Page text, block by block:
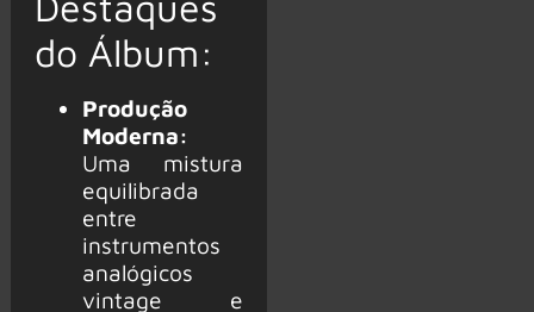
do Álbum:
Produção
Moderna:
Uma mistura
equilibrada
entre
instrumentos
analógicos
vintage e